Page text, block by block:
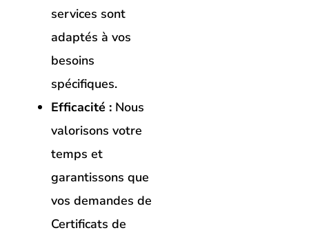
services sont
adaptés à vos
besoins
spécifiques.
Efficacité : Nous
valorisons votre
temps et
garantissons que
vos demandes de
Certificats de